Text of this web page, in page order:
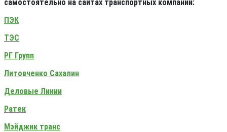
самостоятельно на сайтах транспортных компаний:
ПЭК
ТЭС
РГ Групп
Литовченко Сахалин
Деловые Линии
Ратек
Мэйджик транс